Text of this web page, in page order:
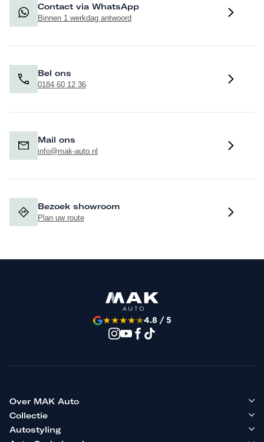
Contact via WhatsApp
Binnen 1 werkdag antwoord
Bel ons
0184 60 12 36
Mail ons
info@mak-auto.nl
Bezoek showroom
Plan uw route
★★★★★4.8 / 5
Over MAK Auto
Collectie
Autostyling